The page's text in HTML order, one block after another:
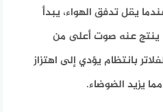
يقل تدفق الهواء، يبدأ
ينتج عنه صوت أعلى من
بانتظام يؤدي إلى اهتزاز
يزيد الضوضاء.